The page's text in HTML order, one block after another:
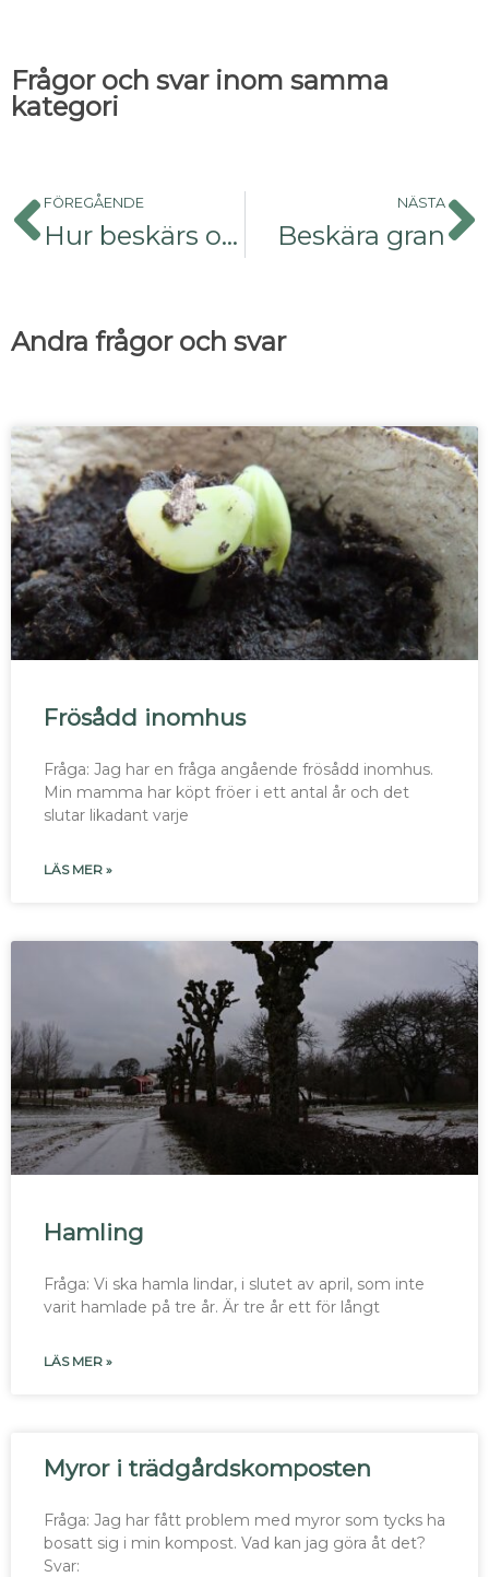
Frågor och svar inom samma
kategori
FÖREGÅENDE
Hur beskärs oxbärshäck?
NÄSTA
Beskära gran
Andra frågor och svar
Frösådd inomhus
Fråga: Jag har en fråga angående frösådd inomhus.
Min mamma har köpt fröer i ett antal år och det
slutar likadant varje
LÄS MER »
Hamling
Fråga: Vi ska hamla lindar, i slutet av april, som inte
varit hamlade på tre år. Är tre år ett för långt
LÄS MER »
Myror i trädgårdskomposten
Fråga: Jag har fått problem med myror som tycks ha
bosatt sig i min kompost. Vad kan jag göra åt det?
Svar: